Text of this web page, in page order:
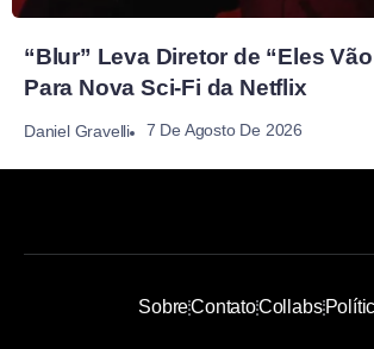
“Blur” Leva Diretor de “Eles
Para Nova Sci-Fi da Netflix
Daniel Gravelli 7 De Agosto De 2026
SobreContatoCollabs